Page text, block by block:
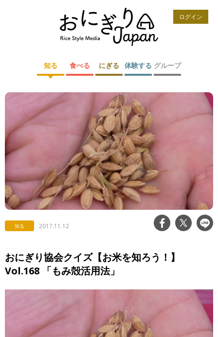
ログイン
知る 食べる にぎる 体験する グループ
知る 2017.11.12
おにぎり協会クイズ【お米を知ろう！】
Vol.168 「もみ殻活用法」